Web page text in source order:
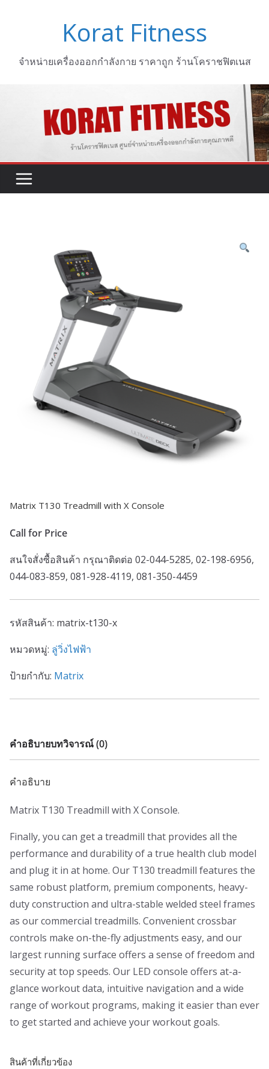
Korat Fitness
จำหน่ายเครื่องออกกำลังกาย ราคาถูก ร้านโคราชฟิตเนส
Matrix T130 Treadmill with X Console
Call for Price
สนใจสั่งซื้อสินค้า กรุณาติดต่อ 02-044-5285, 02-198-6956,
044-083-859, 081-928-4119, 081-350-4459
รหัสสินค้า: matrix-t130-x
หมวดหมู่: ลู่วิ่งไฟฟ้า
ป้ายกำกับ: Matrix
คำอธิบายบทวิจารณ์ (0)
คำอธิบาย
Matrix T130 Treadmill with X Console.
Finally, you can get a treadmill that provides all the
performance and durability of a true health club model
and plug it in at home. Our T130 treadmill features the
same robust platform, premium components, heavy-
duty construction and ultra-stable welded steel frames
as our commercial treadmills. Convenient crossbar
controls make on-the-fly adjustments easy, and our
largest running surface offers a sense of freedom and
security at top speeds. Our LED console offers at-a-
glance workout data, intuitive navigation and a wide
range of workout programs, making it easier than ever
to get started and achieve your workout goals.
สินค้าที่เกี่ยวข้อง